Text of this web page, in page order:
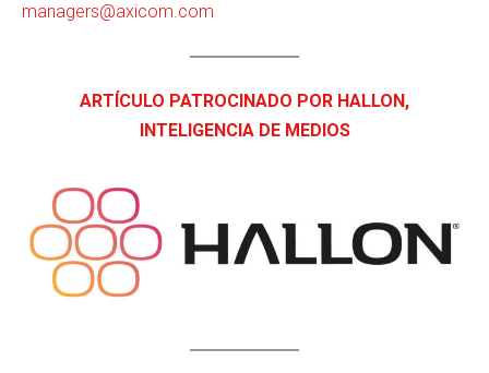
managers@axicom.com
ARTÍCULO PATROCINADO POR HALLON,
INTELIGENCIA DE MEDIOS